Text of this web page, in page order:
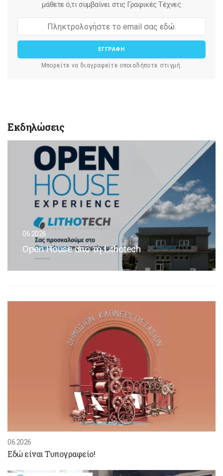
μάθετε ό,τι συμβαίνει στις Γραφικές Τέχνες
ΕΓΓΡΑΦΗ
Μπορείτε να διαγραφείτε οποιαδήποτε στιγμή.
Εκδηλώσεις
06.2026
Open House από τη Lithotech
06.2026
Εδώ είναι Τυπογραφείο!